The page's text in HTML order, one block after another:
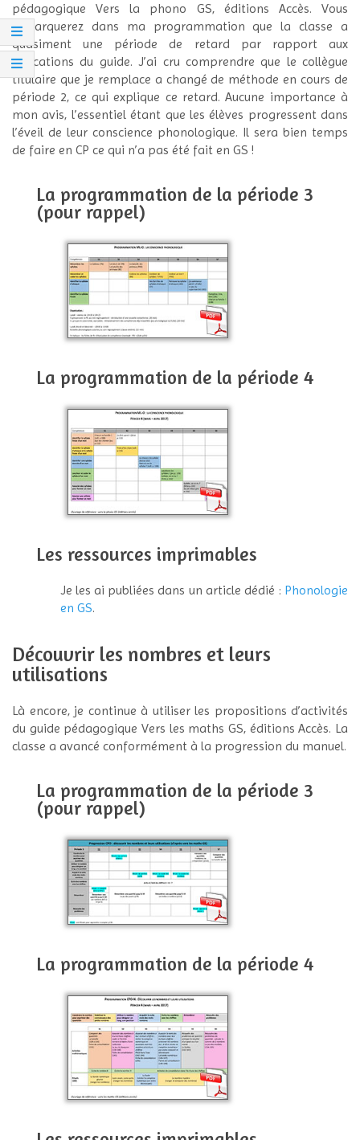
pédagogique Vers la phono GS, éditions Accès. Vous
remarquerez dans ma programmation que la classe a
quasiment une période de retard par rapport aux
indications du guide. J’ai cru comprendre que le collègue
titulaire que je remplace a changé de méthode en cours de
période 2, ce qui explique ce retard. Aucune importance à
mon avis, l’essentiel étant que les élèves progressent dans
l’éveil de leur conscience phonologique. Il sera bien temps
de faire en CP ce qui n’a pas été fait en GS !
La programmation de la période 3
(pour rappel)
La programmation de la période 4
Les ressources imprimables
Je les ai publiées dans un article dédié : Phonologie
en GS.
Découvrir les nombres et leurs
utilisations
Là encore, je continue à utiliser les propositions d’activités
du guide pédagogique Vers les maths GS, éditions Accès. La
classe a avancé conformément à la progression du manuel.
La programmation de la période 3
(pour rappel)
La programmation de la période 4